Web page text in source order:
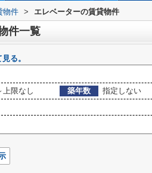
物件 > エレベーターの賃貸物件
件一覧
る。
上限なし 築年数
指定しない